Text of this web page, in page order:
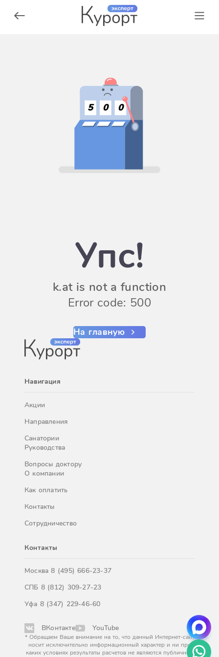
5 0 0
Упс!
k.at is not a function
Error code: 500
На главную
Навигация
Акции
Направления
Санатории
Руководства
Вопросы доктору
О компании
Как оплатить
Контакты
Сотрудничество
Контакты
Москва8 (495) 666-23-37
СПБ 8 (812) 309-27-23
Уфа 8 (347) 229-46-60
ВКонтакте YouTube
* Обращаем Ваше внимание на то, что данный Интернет-сайт
носит исключительно информационный характер и ни при
каких условиях результаты расчетов не являются публичной